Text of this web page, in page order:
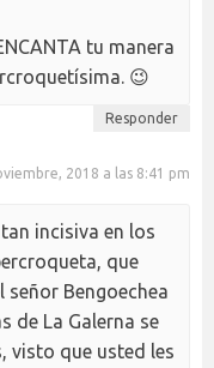
tu manera
😉
Responder
2018 a las 8:41 pm
incisiva en los
que
Bengoechea
de La Galerna se
visto que usted les